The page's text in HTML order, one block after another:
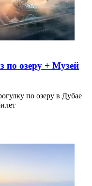
по озеру + Музей
по озеру в Дубае